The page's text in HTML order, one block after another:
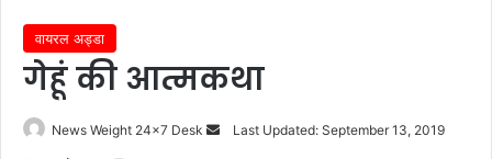
वायरल अड्डा
गेहूं की आत्मकथा
News Weight 24x7 Desk
SendLast Updated: September 13, 2019